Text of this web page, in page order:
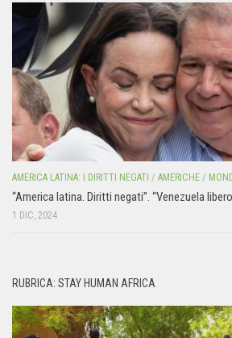
AMERICA LATINA: I DIRITTI NEGATI / AMERICHE /
“America latina. Diritti negati”. “Venezuela
1 DIC, 2024
RUBRICA: STAY HUMAN AFRICA